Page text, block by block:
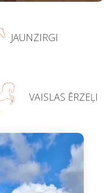
JAUNZIRGI
VAISLAS ĒRZEĻI